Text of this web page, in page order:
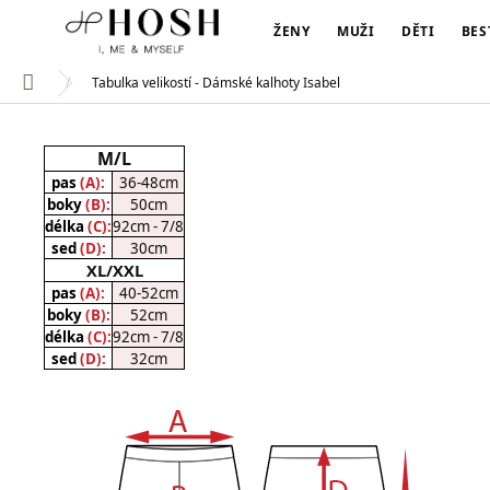
ŽENY MUŽI DĚTI
Domů Tabulka velikostí - Dámské kalhoty Isabel
M/L
pas (A):
36-48cm
boky(B):
50cm
délka (C):92cm - 7/8
sed(D): 30cm
XL/XXL
pas (A):
40-52cm
boky(B):
52cm
délka (C):92cm - 7/8
sed(D): 32cm